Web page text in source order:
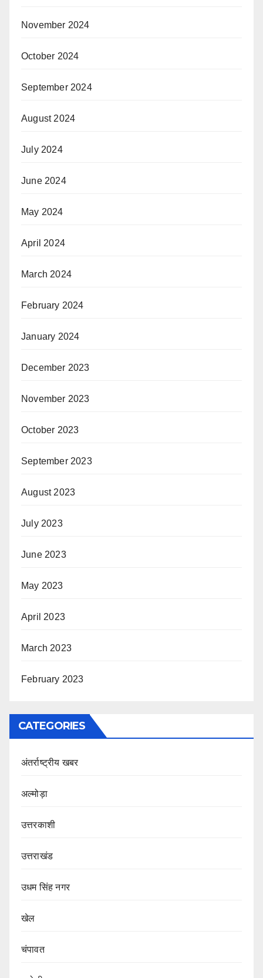
November 2024
October 2024
September 2024
August 2024
July 2024
June 2024
May 2024
April 2024
March 2024
February 2024
January 2024
December 2023
November 2023
October 2023
September 2023
August 2023
July 2023
June 2023
May 2023
April 2023
March 2023
February 2023
CATEGORIES
अंतर्राष्ट्रीय खबर
अल्मोड़ा
उत्तरकाशी
उत्तराखंड
उधम सिंह नगर
खेल
चंपावत